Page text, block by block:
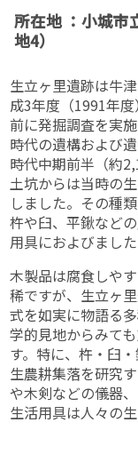
所在地 ：小城市
地4）
生立ヶ里遺跡は牛
成3年度（1991年
前に発掘調査を実
時代の遺構および
時代中期前半（約
土坑からは当時の
しました。その種
杵や臼、平鍬など
用具におよびました
木製品は腐食しや
稀ですが、生立ヶ
式を如実に物語る
学的見地からみて
す。特に、杵・臼
生農耕集落を研究
や木剣などの儀器
生活用具は人々の